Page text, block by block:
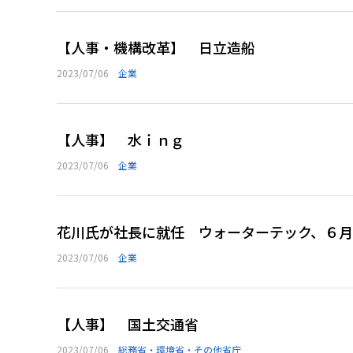
【人事・機構改革】 日立造船
2023/07/06 企業
【人事】 水ｉｎｇ
2023/07/06 企業
花川氏が社長に就任 ウォーターテック、６
2023/07/06 企業
【人事】 国土交通省
2023/07/06 総務省・環境省・その他省庁